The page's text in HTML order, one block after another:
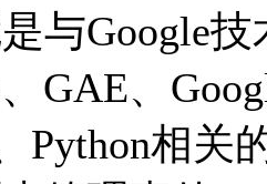
与Google
GAE、
Python相